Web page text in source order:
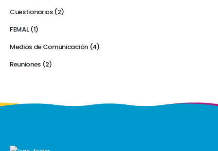
Cuestionarios(2)
FEMAL(1)
Medios de Comunicación(4)
Reuniones (2)